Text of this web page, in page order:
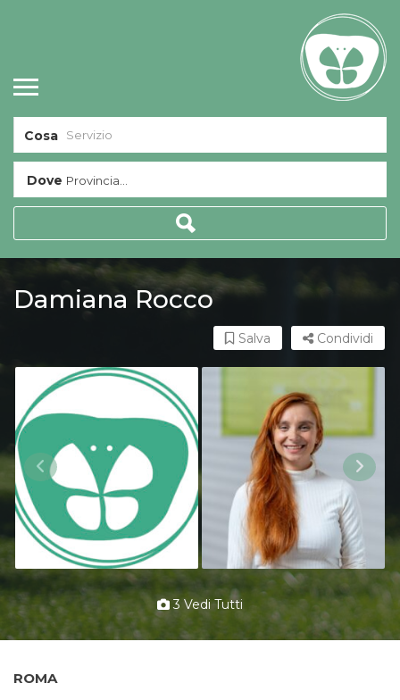
Cosa
Dove Provincia...
Damiana Rocco
Condividi
Salva
3 Vedi Tutti
ROMA